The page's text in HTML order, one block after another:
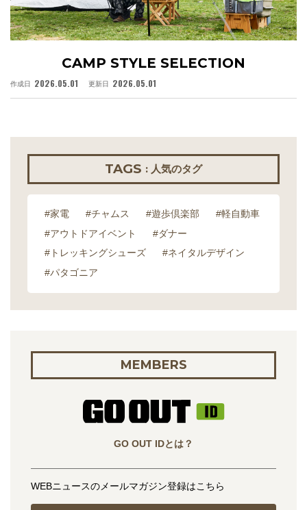
CAMP STYLE SELECTION
作成日 2026.05.01 更新日 2026.05.01
TAGS : 人気のタグ
#家電 #チャムス #遊歩倶楽部
#軽自動車
#アウトドアイベント
#ダナー
#トレッキングシューズ
#ネイタルデザイン
#パタゴニア
MEMBERS
GO OUT IDとは？
WEBニュースのメールマガジン登録はこちら